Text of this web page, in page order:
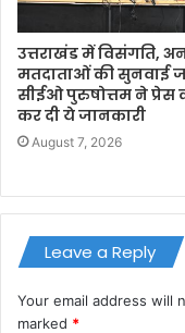
उत्तराखंड में विसंगति,
मतदाताओं की सुनवाई
सीईओ पुरुषोत्तम ने प्रेस
कर दी ये जानकारी
August 7, 2026
Leave a Reply
Your email address will
marked *